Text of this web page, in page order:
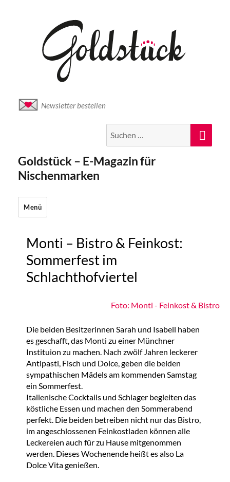
Newsletter bestellen
nach:
Goldstück – E-Magazin für
Nischenmarken
Menü
Monti – Bistro & Feinkost:
Sommerfest im
Schlachthofviertel
Foto: Monti - Feinkost & Bistro
Die beiden Besitzerinnen Sarah und Isabell haben
es geschafft, das Monti zu einer Münchner
Instituion zu machen. Nach zwölf Jahren leckerer
Antipasti, Fisch und Dolce, geben die beiden
sympathischen Mädels am kommenden Samstag
ein Sommerfest.
Italienische Cocktails und Schlager begleiten das
köstliche Essen und machen den Sommerabend
perfekt. Die beiden betreiben nicht nur das Bistro,
im angeschlossenen Feinkostladen können alle
Leckereien auch für zu Hause mitgenommen
werden. Dieses Wochenende heißt es also La
Dolce Vita genießen.